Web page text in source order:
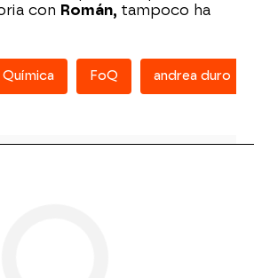
con Román, tampoco ha
Química FoQ andrea duro